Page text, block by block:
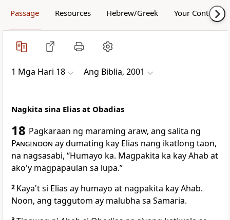
Passage Resources Hebrew/Greek Your Content
1 Mga Hari 18 Ang Biblia, 2001
Nagkita sina Elias at Obadias
18 Pagkaraan ng maraming araw, ang salita ng
Panginoon ay dumating kay Elias nang ikatlong taon,
na nagsasabi, “Humayo ka. Magpakita ka kay Ahab at
ako'y magpapaulan sa lupa.”
2 Kaya't si Elias ay humayo at nagpakita kay Ahab.
Noon, ang taggutom ay malubha sa Samaria.